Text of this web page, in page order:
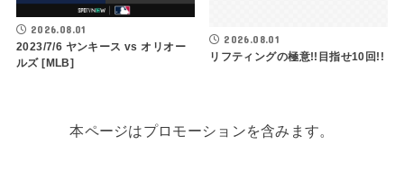
2026.08.01
2023/7/6 ヤンキース vs オリオー
ルズ [MLB]
2026.08.01
リフティングの極意!!目指せ10回!!
本ページはプロモーションを含みます。